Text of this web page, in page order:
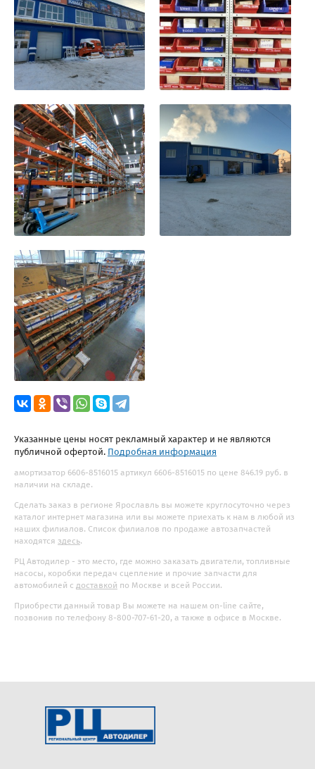
Указанные цены носят рекламный характер и не являются
публичной офертой. Подробная информация
амортизатор 6606-8516015 артикул 6606-8516015 по цене 846.19 руб. в
наличии на складе.
Сделать заказ в регионе Ярославль вы можете круглосуточно через
каталог интернет магазина или вы можете приехать к нам в любой из
наших филиалов. Список филиалов по продаже автозапчастей
находятся здесь.
РЦ Автодилер - это место, где можно заказать двигатели, топливные
насосы, коробки передач сцепление и прочие запчасти для
автомобилей с доставкой по Москве и всей России.
Приобрести данный товар Вы можете на нашем on-line сайте,
позвонив по телефону 8-800-707-61-20, а также в офисе в Москве.